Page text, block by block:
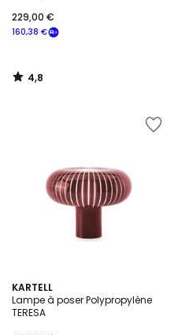
160,38 €
229,00 €
4,8
/
KARTELL
Lampe à poser Polypropylène
TERESA
5
/
5
9
Couleurs